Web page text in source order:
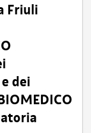
Friuli
dei